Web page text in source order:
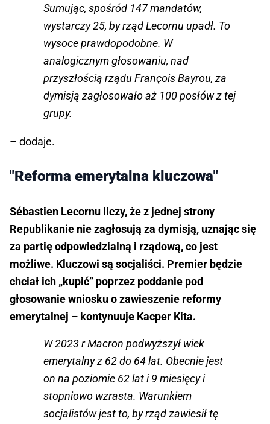
Sumując, spośród 147 mandatów,
wystarczy 25, by rząd Lecornu upadł. To
wysoce prawdopodobne. W
analogicznym głosowaniu, nad
przyszłością rządu François Bayrou, za
dymisją zagłosowało aż 100 posłów z tej
grupy.
– dodaje.
"Reforma emerytalna kluczowa"
Sébastien Lecornu liczy, że z jednej strony
Republikanie nie zagłosują za dymisją, uznając się
za partię odpowiedzialną i rządową, co jest
możliwe. Kluczowi są socjaliści. Premier będzie
chciał ich „kupić” poprzez poddanie pod
głosowanie wniosku o zawieszenie reformy
emerytalnej – kontynuuje Kacper Kita.
W 2023 r Macron podwyższył wiek
emerytalny z 62 do 64 lat. Obecnie jest
on na poziomie 62 lat i 9 miesięcy i
stopniowo wzrasta. Warunkiem
socjalistów jest to, by rząd zawiesił tę